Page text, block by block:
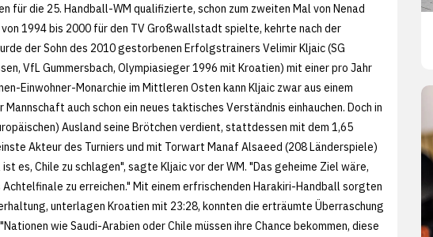
für die 25. Handball-WM qualifizierte, schon zum zweiten Mal von Nenad
1994 bis 2000 für den TV Großwallstadt spielte, kehrte nach der
der Sohn des 2010 gestorbenen Erfolgstrainers Velimir Kljaic (SG
VfL Gummersbach, Olympiasieger 1996 mit Kroatien) mit einer pro Jahr
Einwohner-Monarchie im Mittleren Osten kann Kljaic zwar aus einem
auch schon ein neues taktisches Verständnis einhauchen. Doch in
Ausland seine Brötchen verdient, stattdessen mit dem 1,65
Akteur des Turniers und mit Torwart Manaf Alsaeed (208 Länderspiele)
es, Chile zu schlagen", sagte Kljaic vor der WM. "Das geheime Ziel wäre,
zu erreichen." Mit einem erfrischenden Harakiri-Handball sorgten
unterlagen Kroatien mit 23:28, konnten die erträumte Überraschung
wie Saudi-Arabien oder Chile müssen ihre Chance bekommen, diese